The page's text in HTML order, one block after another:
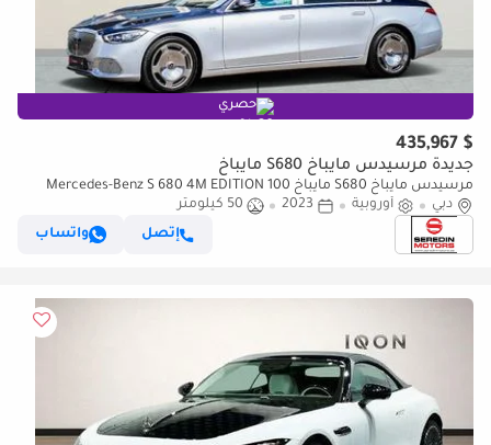
حصري
$ 435,967
جديدة مرسيدس مايباخ S680 مايباخ
مرسيدس مايباخ S680 مايباخ Mercedes-Benz S 680 4M EDITION 100
LIMITED 1 OF 100 CARS
دبي أوروبية 2023
50 كيلومتر
إتصل
واتساب